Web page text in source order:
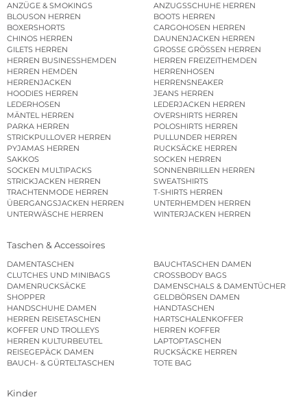
ANZÜGE & SMOKINGS
ANZUGSSCHUHE HERREN
BLOUSON HERREN
BOOTS HERREN
BOXERSHORTS
CARGOHOSEN HERREN
CHINOS HERREN
DAUNENJACKEN HERREN
GILETS HERREN
GROSSE GRÖSSEN HERREN
HERREN BUSINESSHEMDEN
HERREN FREIZEITHEMDEN
HERREN HEMDEN
HERRENHOSEN
HERRENJACKEN
HERRENSNEAKER
HOODIES HERREN
JEANS HERREN
LEDERHOSEN
LEDERJACKEN HERREN
MÄNTEL HERREN
OVERSHIRTS HERREN
PARKA HERREN
POLOSHIRTS HERREN
STRICKPULLOVER HERREN
PULLUNDER HERREN
PYJAMAS HERREN
RUCKSÄCKE HERREN
SAKKOS
SOCKEN HERREN
SOCKEN MULTIPACKS
SONNENBRILLEN HERREN
STRICKJACKEN HERREN
SWEATSHIRTS
TRACHTENMODE HERREN
T-SHIRTS HERREN
ÜBERGANGSJACKEN HERREN
UNTERHEMDEN HERREN
UNTERWÄSCHE HERREN
WINTERJACKEN HERREN
Taschen & Accessoires
DAMENTASCHEN
BAUCHTASCHEN DAMEN
CLUTCHES UND MINIBAGS
CROSSBODY BAGS
DAMENRUCKSÄCKE
DAMENSCHALS & DAMENTÜCHER
SHOPPER
GELDBÖRSEN DAMEN
HANDSCHUHE DAMEN
HANDTASCHEN
HERREN REISETASCHEN
HARTSCHALENKOFFER
KOFFER UND TROLLEYS
HERREN KOFFER
HERREN KULTURBEUTEL
LAPTOPTASCHEN
REISEGEPÄCK DAMEN
RUCKSÄCKE HERREN
BAUCH- & GÜRTELTASCHEN
TOTE BAG
Kinder